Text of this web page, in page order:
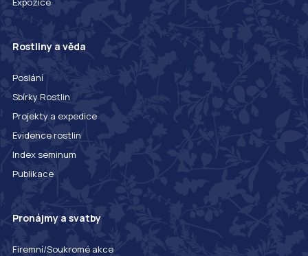
Rostliny a věda
Poslání
Sbírky Rostlin
Projekty a expedice
Evidence rostlin
Index seminum
Publikace
Pronájmy a svatby
Firemní/Soukromé akce